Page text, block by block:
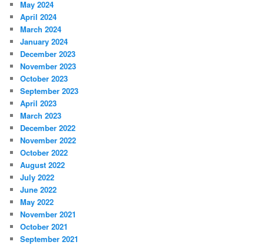
May 2024
April 2024
March 2024
January 2024
December 2023
November 2023
October 2023
September 2023
April 2023
March 2023
December 2022
November 2022
October 2022
August 2022
July 2022
June 2022
May 2022
November 2021
October 2021
September 2021